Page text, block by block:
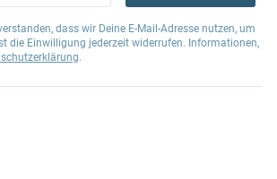
dass wir Deine E-Mail-Adresse nutzen, um
die Einwilligung jederzeit widerrufen. Informationen,
.